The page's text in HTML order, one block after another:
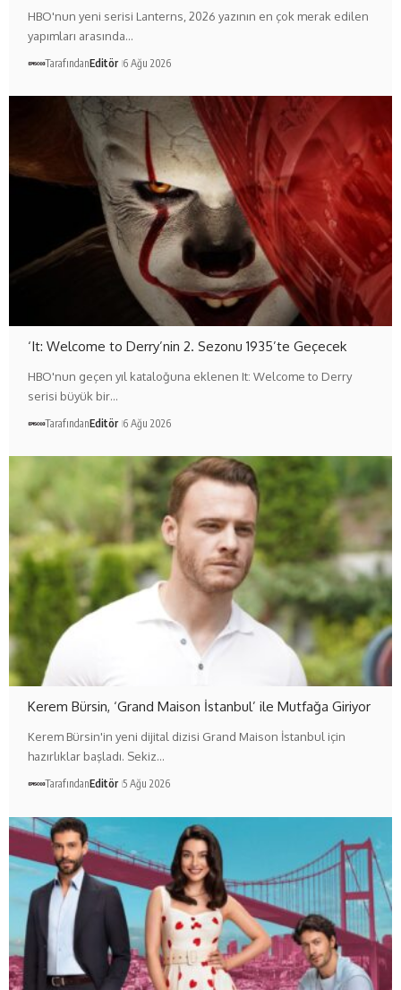
HBO'nun yeni serisi Lanterns, 2026 yazının en çok merak edilen
yapımları arasında…
TarafındanEditör 6 Ağu 2026
‘It: Welcome to Derry’nin 2. Sezonu 1935’te Geçecek
HBO'nun geçen yıl kataloğuna eklenen It: Welcome to Derry
serisi büyük bir…
TarafındanEditör 6 Ağu 2026
Kerem Bürsin, ‘Grand Maison İstanbul’ ile Mutfağa Giriyor
Kerem Bürsin'in yeni dijital dizisi Grand Maison İstanbul için
hazırlıklar başladı. Sekiz…
TarafındanEditör 5 Ağu 2026